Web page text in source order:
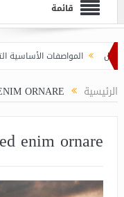
قائمة
المواصفات الأساسية التي
الرئيسية ORNARE
enim ornare